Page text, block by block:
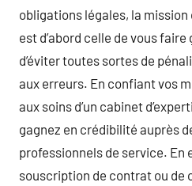
obligations légales, la mission
est d’abord celle de vous
d’éviter toutes sortes de
aux erreurs. En confiant vos
aux soins d’un cabinet
gagnez en crédibilité auprès
professionnels de service. En
souscription de contrat ou de